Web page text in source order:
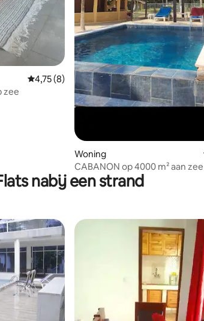
3 recensies
Gemiddelde beoordeling van 4,75 op 5, 8
4,75 (8)
zee
Woning
CABANON op 4000 m² aan zee
nabij een strand